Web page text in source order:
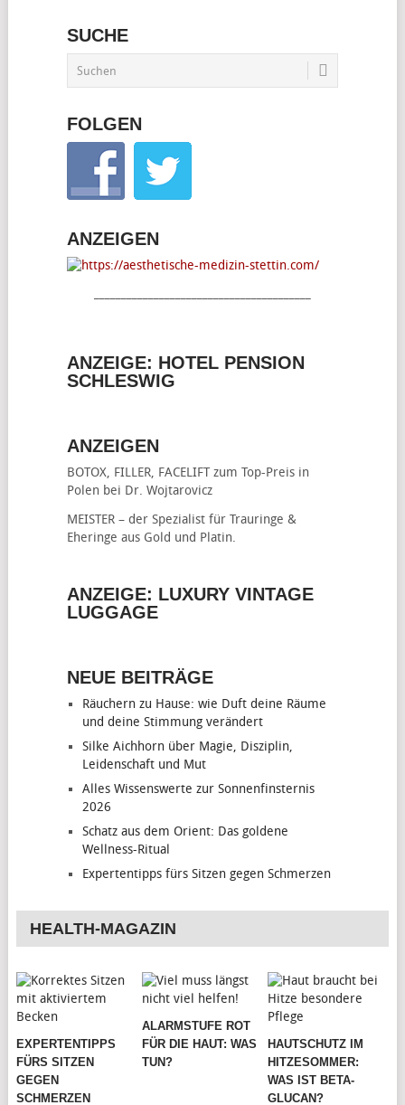
SUCHE
FOLGEN
ANZEIGEN
ANZEIGE: HOTEL PENSION
SCHLESWIG
ANZEIGEN
BOTOX, FILLER, FACELIFTzum Top-Preis in
Polen bei Dr. Wojtarovicz
MEISTER – der Spezialist für Trauringe &
Eheringe aus Gold und Platin.
ANZEIGE: LUXURY VINTAGE
LUGGAGE
NEUE BEITRÄGE
Räuchern zu Hause: wie Duft deine Räume
und deine Stimmung verändert
Silke Aichhorn über Magie, Disziplin,
Leidenschaft und Mut
Alles Wissenswerte zur Sonnenfinsternis
2026
Schatz aus dem Orient: Das goldene
Wellness-Ritual
Expertentipps fürs Sitzen gegen Schmerzen
HEALTH-MAGAZIN
EXPERTENTIPPS
FÜRS SITZEN
GEGEN
SCHMERZEN
ALARMSTUFE ROT
FÜR DIE HAUT: WAS
TUN?
HAUTSCHUTZ IM
HITZESOMMER:
WAS IST BETA-
GLUCAN?